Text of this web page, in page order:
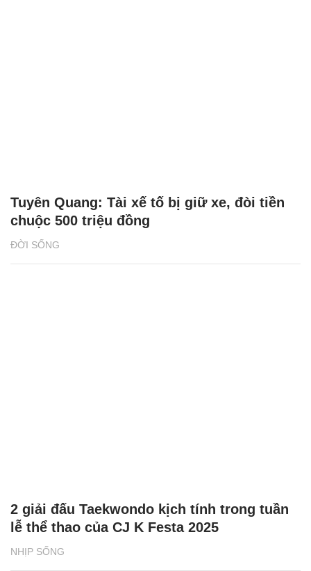
ĐỜI SỐNG
Tuyên Quang: Tài xế tố bị giữ xe, đòi tiền
chuộc 500 triệu đồng
NHỊP SỐNG
2 giải đấu Taekwondo kịch tính trong tuần
lễ thể thao của CJ K Festa 2025